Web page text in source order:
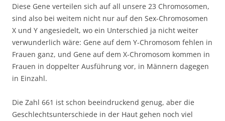
Diese Gene verteilen sich auf all unsere 23 Chromosomen,
sind also bei weitem nicht nur auf den Sex-Chromosomen
X und Y angesiedelt, wo ein Unterschied ja nicht weiter
verwunderlich wäre: Gene auf dem Y-Chromosom fehlen in
Frauen ganz, und Gene auf dem X-Chromosom kommen in
Frauen in doppelter Ausführung vor, in Männern dagegen
in Einzahl.
Die Zahl 661 ist schon beeindruckend genug, aber die
Geschlechtsunterschiede in der Haut gehen noch viel